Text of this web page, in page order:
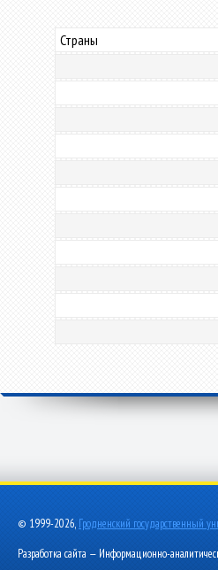
Страны
© 1999-2026, Гродненский государственный
Разработка сайта — Информационно-